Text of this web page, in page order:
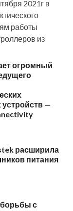
2021г в
работы
из
огромный
—
расширила
питания
с